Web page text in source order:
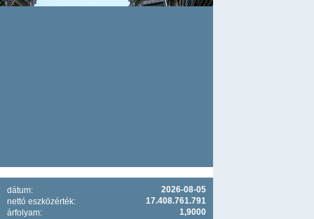
2026-08-05
dátum:
17.408.761.791
nettó eszközérték:
1,9000
árfolyam: